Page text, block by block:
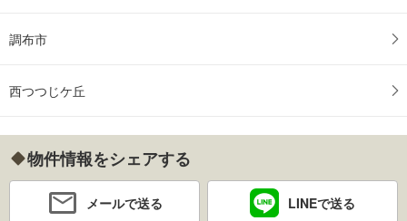
調布市
西つつじケ丘
物件情報をシェアする
メールで送る LINEで送る